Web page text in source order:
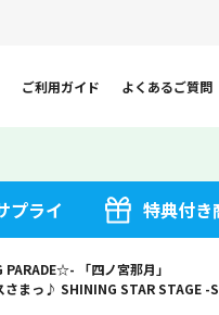
ご利用ガイド よくあるご質問
プライ 特典付き
「四ノ宮那月」
まっ♪ SHINING STAR STAGE -